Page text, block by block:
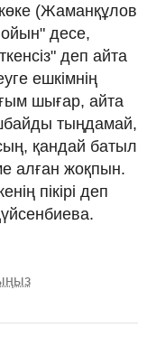
(Жаманқұлов
десе,
деп айта
ешкімнің
шығар, айта
тыңдамай,
қандай батыл
алған жоқпын.
пікірі деп